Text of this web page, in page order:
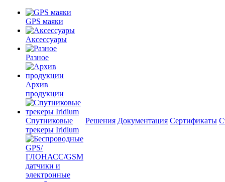
GPS маяки
Аксессуары
Разное
Архив
продукции
Спутниковые
трекеры Iridium
Решения Документация Сертификаты